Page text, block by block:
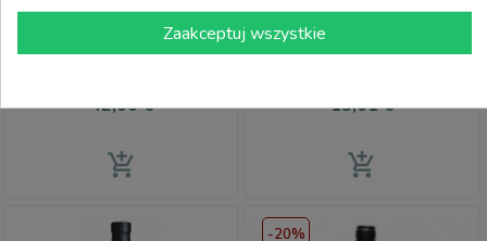
CASTELLO DI GABIANO
Gabiano Riserva Doc A Matilde
Cena
42,00 €
add_shopping_cart
CASTELLO DI GABIANO
Monferrato Rosso Doc Gavius
Cena
15,01 €
add_shopping_cart
-20%
Zaakceptuj wszystkie